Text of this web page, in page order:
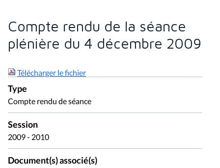
Compte rendu de la séance
plénière du 4 décembre 2009
Télécharger le fichier
Type
Compte rendu de séance
Session
2009 - 2010
Document(s) associé(s)